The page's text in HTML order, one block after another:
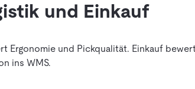
und Einkauf
Ergonomie und Pickqualität. Einkauf
ins WMS.